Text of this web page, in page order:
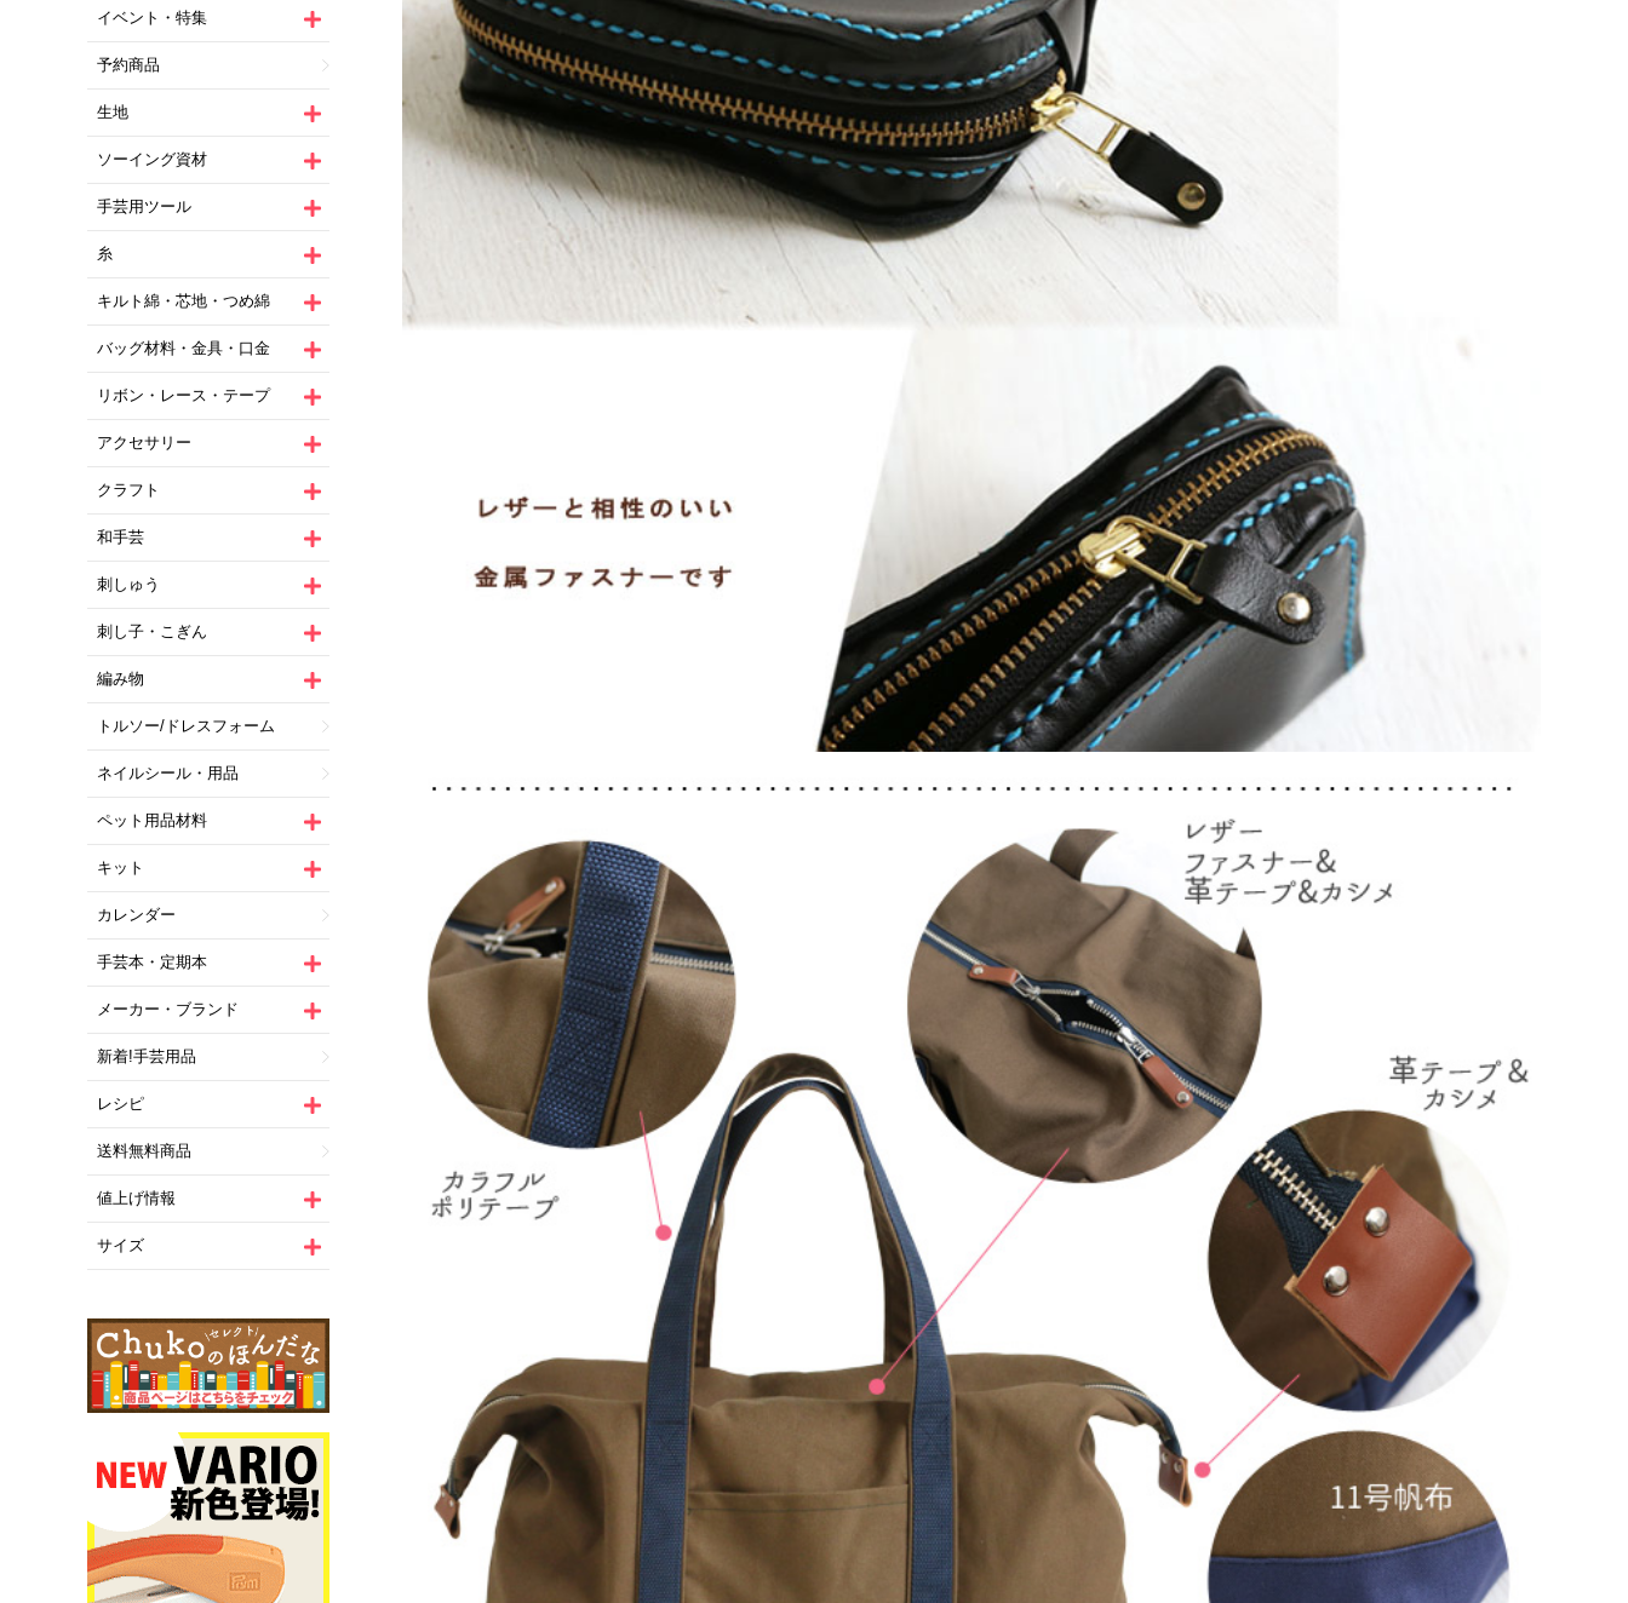
イベント・特集
予約商品
生地
ソーイング資材
手芸用ツール
糸
キルト綿・芯地・つめ綿
バッグ材料・金具・口金
リボン・レース・テープ
アクセサリー
クラフト
和手芸
刺しゅう
刺し子・こぎん
編み物
トルソー/ドレスフォーム
ネイルシール・用品
ペット用品材料
キット
カレンダー
手芸本・定期本
メーカー・ブランド
新着!手芸用品
レシピ
送料無料商品
値上げ情報
サイズ